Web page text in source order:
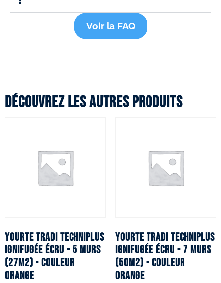
Voir la FAQ
Découvrez les autres produits
YOURTE TRADI TECHNIPLUS
ignifugée écru - 5 murs
(27m2) - Couleur
orange
YOURTE TRADI TECHNIPLUS
ignifugée écru - 7 murs
(50m2) - Couleur
orange